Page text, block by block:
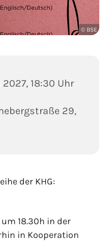
© BSE
18:30 Uhr
29,
der KHG:
18.30h in der
in Kooperation